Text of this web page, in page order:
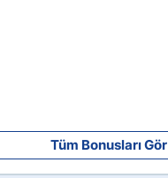
Tüm Bonusları Gör